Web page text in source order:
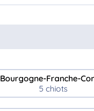
Bourgogne-Franche-
5 chiots